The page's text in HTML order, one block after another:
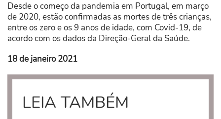
Desde o começo da pandemia em Portugal, em março
de 2020, estão confirmadas as mortes de três crianças,
entre os zero e os 9 anos de idade, com Covid-19, de
acordo com os dados da Direção-Geral da Saúde.
18 de janeiro 2021
LEIA TAMBÉM